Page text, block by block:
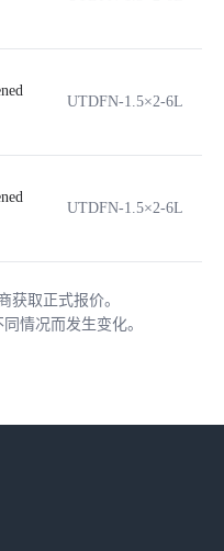
UTDFN-1.5×2-6L
UTDFN-1.5×2-6L
获取正式报价。
情况而发生变化。